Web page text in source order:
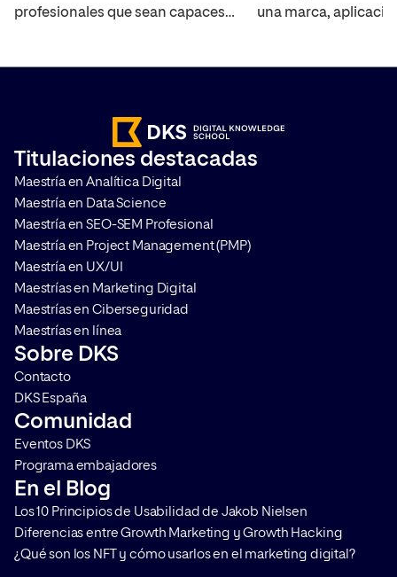
profesionales que sean capaces
compañías no han dejado de
crecer y de aumentar las ventas
en sus plataformas por lo que
requieren de personas que sean
capaces […]
una marca,
Titulaciones destacadas
Maestría en Analítica Digital
Maestría en Data Science
Maestría en SEO-SEM Profesional
Maestría en Project Management (PMP)
Maestría en UX/UI
Maestrías en Marketing Digital
Maestrías en Ciberseguridad
Maestrías en línea
Sobre DKS
Contacto
DKS España
Comunidad
Eventos DKS
Programa embajadores
En el Blog
Los 10 Principios de Usabilidad de Jakob Nielsen
Diferencias entre Growth Marketing y Growth Hacking
¿Qué son los NFT y cómo usarlos en el marketing digital?